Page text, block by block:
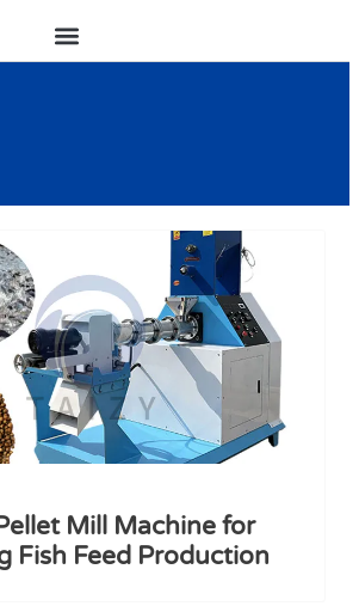
Mill Machine for
Fish Feed Production